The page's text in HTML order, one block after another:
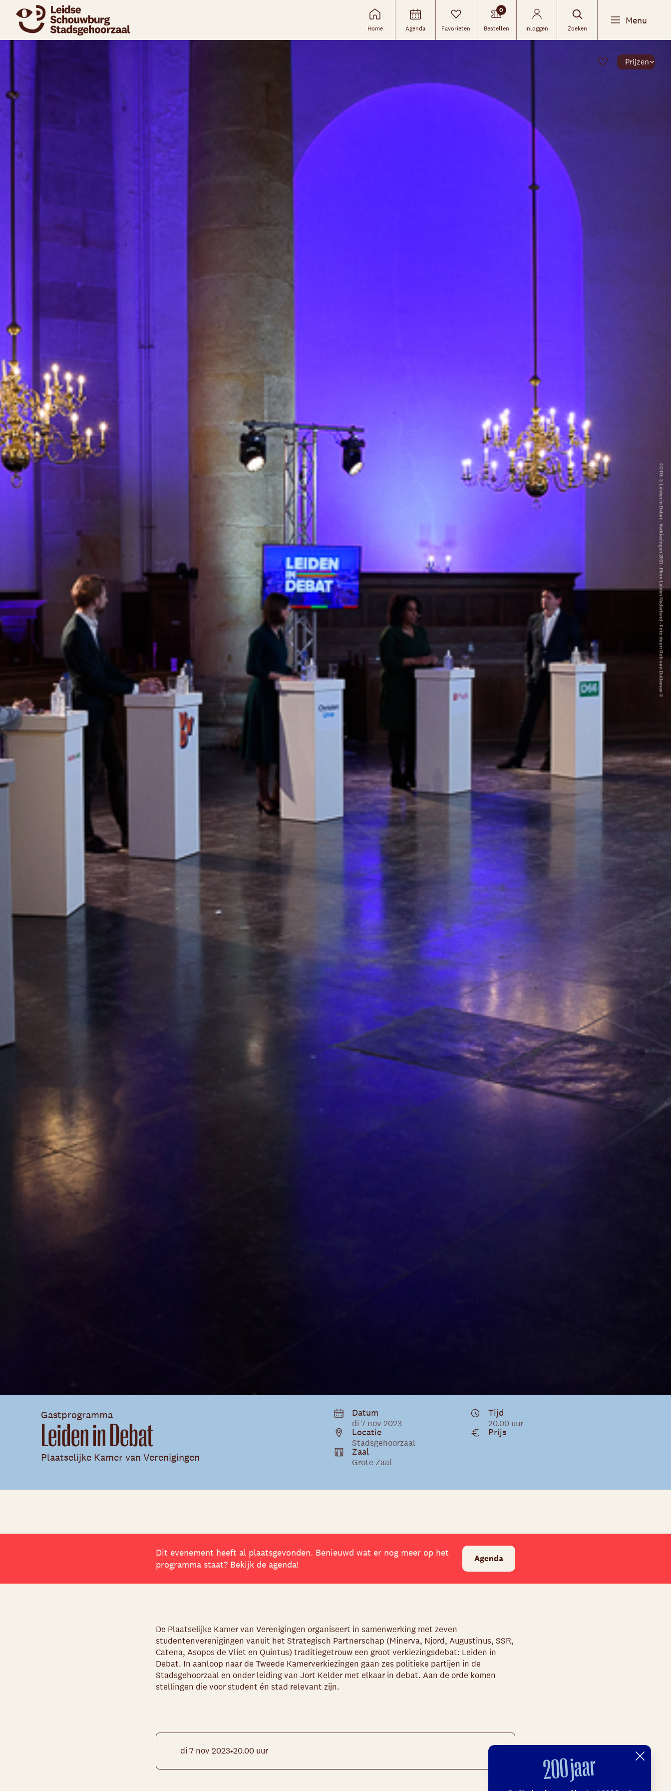
Home Agenda Favorieten
0
Bestellen Inloggen Zoeken
Menu
FOTO: © Leiden in Debat - Verkiezingen 2021 - Pkvv Leiden Nederland - Foto door: Rob van Dullemen ©
naar agenda
Prijzen
Gastprogramma
Leiden in Debat
Plaatselijke Kamer van Verenigingen
Datum
di 7 nov 2023
Tijd
20.00 uur
Locatie
Stadsgehoorzaal
Prijs
Zaal
Grote Zaal
Dit evenement heeft al plaatsgevonden. Benieuwd wat er nog meer op het
programma staat? Bekijk de agenda!
Agenda
De Plaatselijke Kamer van Verenigingen organiseert in samenwerking met zeven
studentenverenigingen vanuit het Strategisch Partnerschap (Minerva, Njord, Augustinus, SSR,
Catena, Asopos de Vliet en Quintus) traditiegetrouw een groot verkiezingsdebat: Leiden in
Debat. In aanloop naar de Tweede Kamerverkiezingen gaan zes politieke partijen in de
Stadsgehoorzaal en onder leiding van Jort Kelder met elkaar in debat. Aan de orde komen
stellingen die voor student én stad relevant zijn.
di 7 nov 2023•20.00 uur
200 jaar